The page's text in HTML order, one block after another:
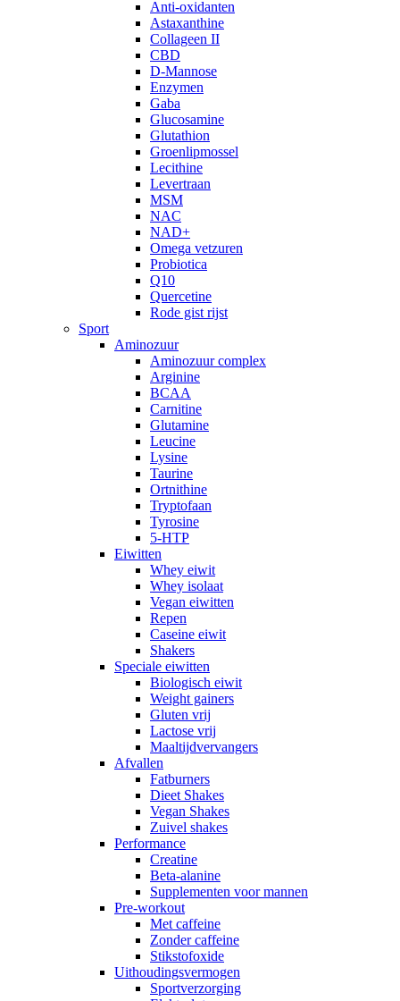
Anti-oxidanten
Astaxanthine
Collageen II
CBD
D-Mannose
Enzymen
Gaba
Glucosamine
Glutathion
Groenlipmossel
Lecithine
Levertraan
MSM
NAC
NAD+
Omega vetzuren
Probiotica
Q10
Quercetine
Rode gist rijst
Sport
Aminozuur
Aminozuur complex
Arginine
BCAA
Carnitine
Glutamine
Leucine
Lysine
Taurine
Ortnithine
Tryptofaan
Tyrosine
5-HTP
Eiwitten
Whey eiwit
Whey isolaat
Vegan eiwitten
Repen
Caseine eiwit
Shakers
Speciale eiwitten
Biologisch eiwit
Weight gainers
Gluten vrij
Lactose vrij
Maaltijdvervangers
Afvallen
Fatburners
Dieet Shakes
Vegan Shakes
Zuivel shakes
Performance
Creatine
Beta-alanine
Supplementen voor mannen
Pre-workout
Met caffeine
Zonder caffeine
Stikstofoxide
Uithoudingsvermogen
Sportverzorging